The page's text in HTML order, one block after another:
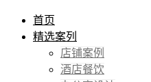
首页
精选案列
店铺案例
酒店餐饮